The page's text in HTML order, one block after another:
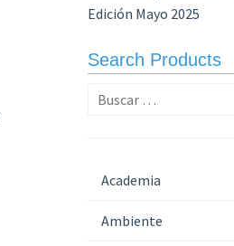
Edición Mayo 2025
Search Products
Buscar:
Academia
Ambiente